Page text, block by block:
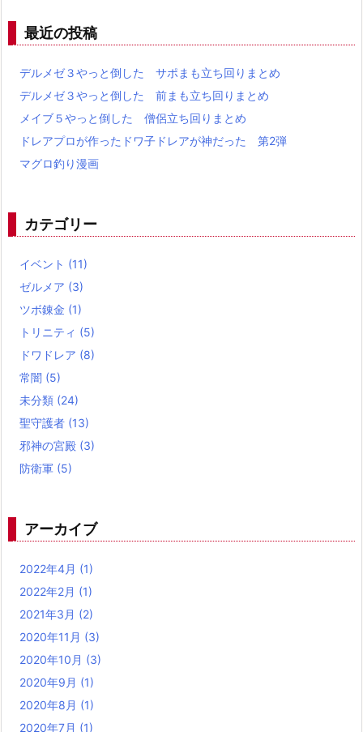
最近の投稿
デルメゼ３やっと倒した サポまも立ち回りまとめ
デルメゼ３やっと倒した 前まも立ち回りまとめ
メイブ５やっと倒した 僧侶立ち回りまとめ
ドレアプロが作ったドワ子ドレアが神だった 第2弾
マグロ釣り漫画
カテゴリー
イベント (11)
ゼルメア (3)
ツボ錬金 (1)
トリニティ (5)
ドワドレア (8)
常闇 (5)
未分類 (24)
聖守護者 (13)
邪神の宮殿 (3)
防衛軍 (5)
アーカイブ
2022年4月 (1)
2022年2月 (1)
2021年3月 (2)
2020年11月 (3)
2020年10月 (3)
2020年9月 (1)
2020年8月 (1)
2020年7月 (1)